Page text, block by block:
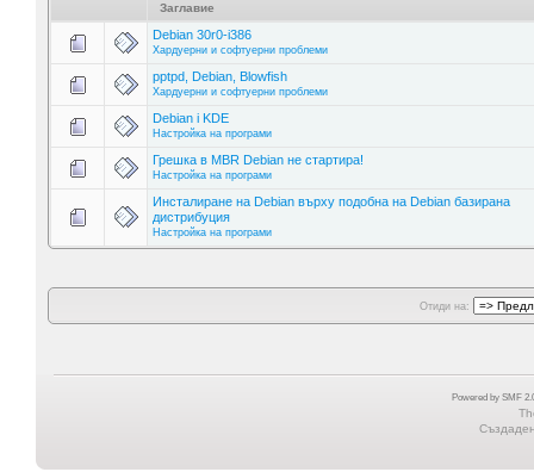
Заглавие
Debian 30r0-i386
Хардуерни и софтуерни проблеми
pptpd, Debian, Blowfish
Хардуерни и софтуерни проблеми
Debian i KDE
Настройка на програми
Грешка в MBR Debian не стартира!
Настройка на програми
Инсталиране на Debian върху подобна на Debian базирана
дистрибуция
Настройка на програми
Отиди на:
Powered by SMF